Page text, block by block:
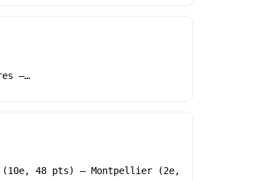
–…
(10e, 48 pts) – Montpellier (2e,